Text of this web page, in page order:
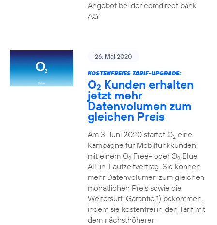
Angebot bei der comdirect bank
AG.
26. Mai 2020
KOSTENFREIES TARIF-UPGRADE:
O2 Kunden erhalten
jetzt mehr
Datenvolumen zum
gleichen Preis
Am 3. Juni 2020 startet O2eine
Kampagne für Mobilfunkkunden
mit einem O2Free- oder O2Blue
All-in-Laufzeitvertrag. Sie können
mehr Datenvolumen zum gleichen
monatlichen Preis sowie die
Weitersurf-Garantie 1) bekommen,
indem sie kostenfrei in den Tarif mit
dem nächsthöheren